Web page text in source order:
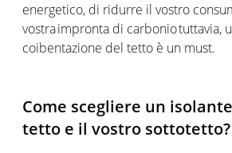
energetico, di ridurre il vostro
vostra impronta di carbonio tuttavia,
coibentazione del tetto è un must.
Come scegliere un
tetto e il vostro sottotetto?